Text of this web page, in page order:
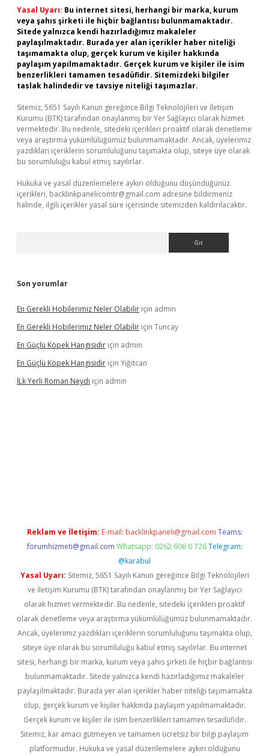
Yasal Uyarı: Bu internet sitesi, herhangi bir marka, kurum
veya şahıs şirketi ile hiçbir bağlantısı bulunmamaktadır.
Sitede yalnızca kendi hazırladığımız makaleler
paylaşılmaktadır. Burada yer alan içerikler haber niteliği
taşımamakta olup, gerçek kurum ve kişiler hakkında
paylaşım yapılmamaktadır. Gerçek kurum ve kişiler ile isim
benzerlikleri tamamen tesadüfidir. Sitemizdeki bilgiler
taslak halindedir ve tavsiye niteliği taşımazlar.
Sitemiz, 5651 Sayılı Kanun gereğince Bilgi Teknolojileri ve İletişim
Kurumu (BTK) tarafından onaylanmış bir Yer Sağlayıcı olarak hizmet
vermektedir. Bu nedenle, sitedeki içerikleri proaktif olarak denetleme
veya araştırma yükümlülüğümüz bulunmamaktadır. Ancak, üyelerimiz
yazdıkları içeriklerin sorumluluğunu taşımakta olup, siteye üye olarak
bu sorumluluğu kabul etmiş sayılırlar.
Hukuka ve yasal düzenlemelere aykırı olduğunu düşündüğünüz
içerikleri, backlinkpanelicomtr@gmail.com adresine bildirmeniz
halinde, ilgili içerikler yasal süre içerisinde sitemizden kaldırılacaktır.
Son yorumlar
En Gerekli Hobilerimiz Neler Olabilir için admin
En Gerekli Hobilerimiz Neler Olabilir için Tuncay
En Güçlü Köpek Hangisidir için admin
En Güçlü Köpek Hangisidir için Yiğitcan
İLk Yerli Roman Neydi için admin
Reklam ve İletişim: E-mail: backlinkpaneli@gmail.com Teams:
forumhizmeti@gmail.com Whatsapp: 0262 606 0 726 Telegram:
@karabul
Yasal Uyarı: Sitemiz, 5651 Sayılı Kanun gereğince Bilgi Teknolojileri
ve İletişim Kurumu (BTK) tarafından onaylanmış bir Yer Sağlayıcı
olarak hizmet vermektedir. Bu nedenle, sitedeki içerikleri proaktif
olarak denetleme veya araştırma yükümlülüğümüz bulunmamaktadır.
Ancak, üyelerimiz yazdıkları içeriklerin sorumluluğunu taşımakta olup,
siteye üye olarak bu sorumluluğu kabul etmiş sayılırlar. Bu internet
sitesi, herhangi bir marka, kurum veya şahıs şirketi ile hiçbir bağlantısı
bulunmamaktadır. Sitede yalnızca kendi hazırladığımız makaleler
paylaşılmaktadır. Burada yer alan içerikler haber niteliği taşımamakta
olup, gerçek kurum ve kişiler hakkında paylaşım yapılmamaktadır.
Gerçek kurum ve kişiler ile isim benzerlikleri tamamen tesadüfidir.
Sitemiz, kar amacı gütmeyen ve tamamen ücretsiz bir bilgi paylaşım
platformudur. Hukuka ve yasal düzenlemelere aykırı olduğunu